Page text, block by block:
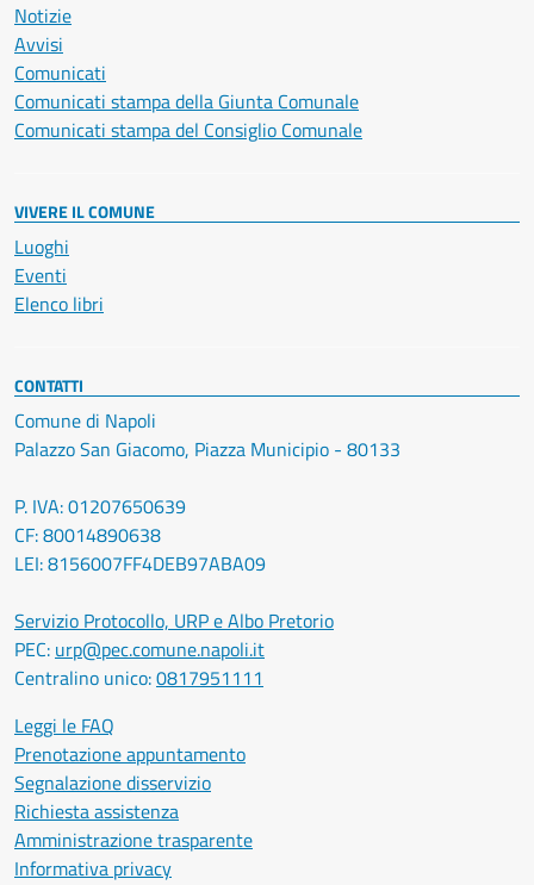
Notizie
Avvisi
Comunicati
Comunicati stampa della Giunta Comunale
Comunicati stampa del Consiglio Comunale
VIVERE IL COMUNE
Luoghi
Eventi
Elenco libri
CONTATTI
Comune di Napoli
Palazzo San Giacomo, Piazza Municipio - 80133
P. IVA: 01207650639
CF: 80014890638
LEI: 8156007FF4DEB97ABA09
Servizio Protocollo, URP e Albo Pretorio
PEC: urp@pec.comune.napoli.it
Centralino unico:0817951111
Leggi le FAQ
Prenotazione appuntamento
Segnalazione disservizio
Richiesta assistenza
Amministrazione trasparente
Informativa privacy